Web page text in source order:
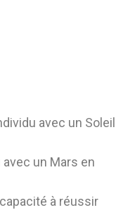
avec un Soleil
avec un Mars en
à réussir